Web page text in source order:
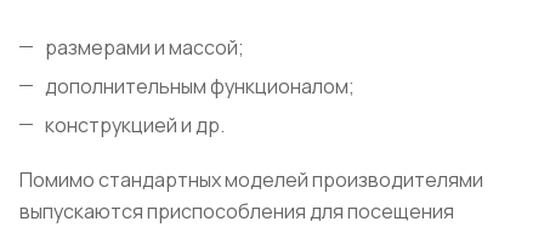
размерами и массой;
дополнительным функционалом;
конструкцией и др.
Помимо стандартных моделей производителями
выпускаются приспособления для посещения